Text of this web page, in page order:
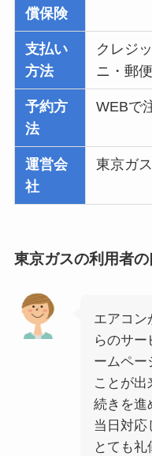
償保険
支払い
方法
クレジ
ニ・郵
予約方
法
WEBで
運営会
社
東京ガ
東京ガスの利用者の
エアコン
らのサ
ームペー
ことが出
続きを進
当日対応
とても